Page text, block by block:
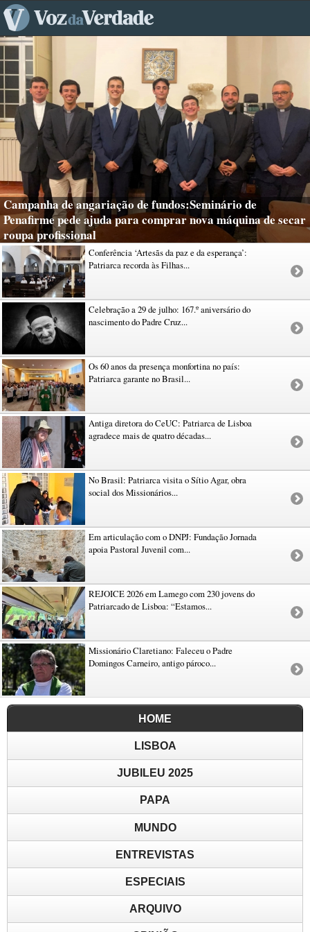
Campanha de angariação de fundos:Seminário de
Penafirme pede ajuda para comprar nova máquina de secar
roupa profissional
Conferência ‘Artesãs da paz e da esperança’:
Patriarca recorda às Filhas...
Celebração a 29 de julho: 167.º aniversário do
nascimento do Padre Cruz...
Os 60 anos da presença monfortina no país:
Patriarca garante no Brasil...
Antiga diretora do CeUC: Patriarca de Lisboa
agradece mais de quatro décadas...
No Brasil: Patriarca visita o Sítio Agar, obra
social dos Missionários...
Em articulação com o DNPJ: Fundação Jornada
apoia Pastoral Juvenil com...
REJOICE 2026 em Lamego com 230 jovens do
Patriarcado de Lisboa: “Estamos...
Missionário Claretiano: Faleceu o Padre
Domingos Carneiro, antigo pároco...
HOME
LISBOA
JUBILEU 2025
PAPA
MUNDO
ENTREVISTAS
ESPECIAIS
ARQUIVO